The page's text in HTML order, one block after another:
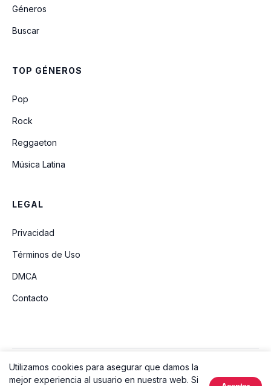
Géneros
Buscar
TOP GÉNEROS
Pop
Rock
Reggaeton
Música Latina
LEGAL
Privacidad
Términos de Uso
DMCA
Contacto
© 2026 Ouvir Música. Todos los derechos reservados.
Utilizamos cookies para asegurar que damos la
mejor experiencia al usuario en nuestra web. Si